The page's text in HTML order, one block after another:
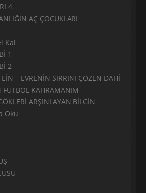
4
AÇ ÇOCUKLARI
Kal
1
2
– EVRENİN SIRRINI ÇÖZEN DAHİ
FUTBOL KAHRAMANIM
ARŞINLAYAN BİLGİN
Oku